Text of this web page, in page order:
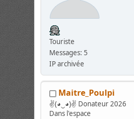
Touriste
Messages: 5
IP archivée
Maitre_Poulpi
✌(◕‿◕)✌ Donateur 2026
Dans l'espace